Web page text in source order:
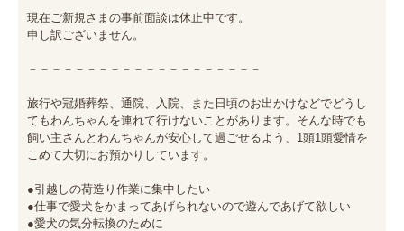
現在ご新規さまの事前面談は休止中です。
申し訳ございません。
－－－－－－－－－－－－－－－－－－－－
旅行や冠婚葬祭、通院、入院、また日頃のお出かけなどでどうし
てもわんちゃんを連れて行けないことがあります。そんな時でも
飼い主さんとわんちゃんが安心して過ごせるよう、1頭1頭愛情を
こめて大切にお預かりしています。
●引越しの荷造り作業に集中したい
●仕事で愛犬をかまってあげられないので遊んであげて欲しい
●愛犬の気分転換のために